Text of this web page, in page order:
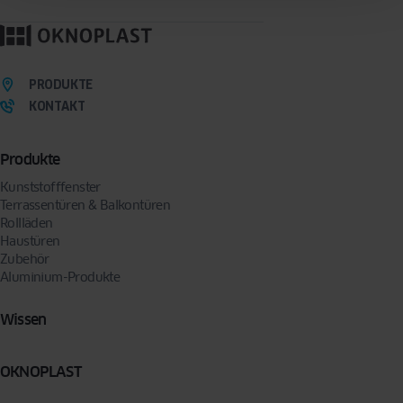
Mit dem Absenden des Formulars erklären Sie sich freiwillig damit einverstanden, dass
wir Sie per E-Mail oder Telefon kontaktieren, um Ihre Anfrage zu bearbeiten. Sie können
Produkte
Kunststofffenster
Terrassentüren & Balkontüren
Rollläden
Haustüren
Zubehör
Aluminium-Produkte
Wissen
OKNOPLAST
PRODUKTE
KONTAKT